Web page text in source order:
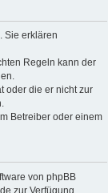
Sie erklären
Regeln kann der
oder die er nicht zur
Betreiber oder einem
von phpBB
zur Verfügung